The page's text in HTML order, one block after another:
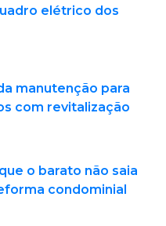
elétrico dos
manutenção para
com revitalização
o barato não saia
condominial